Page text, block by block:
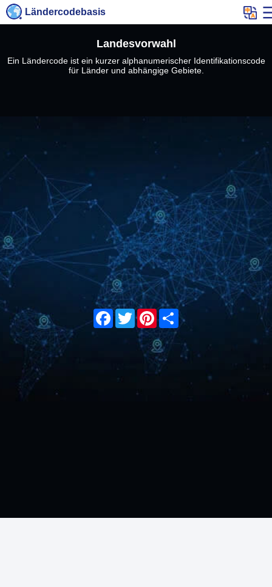
Ländercodebasis
Landesvorwahl
Ein Ländercode ist ein kurzer alphanumerischer Identifikationscode
für Länder und abhängige Gebiete.
Facebook
TwitterPinterest
Share